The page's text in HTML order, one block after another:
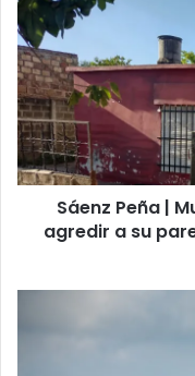
Sáenz Peña |
agredir a su